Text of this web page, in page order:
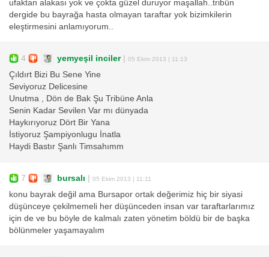
ufaktan alakası yok ve çokta güzel duruyor maşallah..tribün
dergide bu bayrağa hasta olmayan taraftar yok bizimkilerin
eleştirmesini anlamıyorum..
4 yemyeşil inciler| 05 Ekim 2013 | 11:13
Çıldırt Bizi Bu Sene Yine
Seviyoruz Delicesine
Unutma , Dön de Bak Şu Tribüne Anla
Senin Kadar Sevilen Var mı dünyada
Haykırıyoruz Dört Bir Yana
İstiyoruz Şampiyonlugu İnatla
Haydi Bastır Şanlı Timsahımm
7 bursalı | 05 Ekim 2013 | 11:11
konu bayrak değil ama Bursapor ortak değerimiz hiç bir siyasi
düşünceye çekilmemeli her düşünceden insan var taraftarlarımız
için de ve bu böyle de kalmalı zaten yönetim böldü bir de başka
bölünmeler yaşamayalım